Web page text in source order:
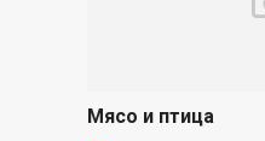
Мясо и птица